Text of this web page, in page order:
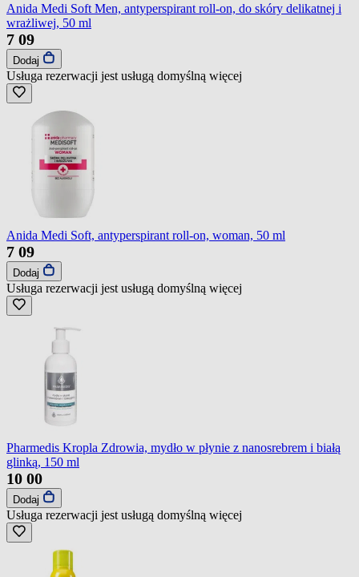
Anida Medi Soft Men, antyperspirant roll-on, do skóry delikatnej i
wrażliwej, 50 ml
7 09
Dodaj
Usługa rezerwacji jest usługą domyślną więcej
Anida Medi Soft, antyperspirant roll-on, woman, 50 ml
7 09
Dodaj
Usługa rezerwacji jest usługą domyślną więcej
Pharmedis Kropla Zdrowia, mydło w płynie z nanosrebrem i białą
glinką, 150 ml
10 00
Dodaj
Usługa rezerwacji jest usługą domyślną więcej